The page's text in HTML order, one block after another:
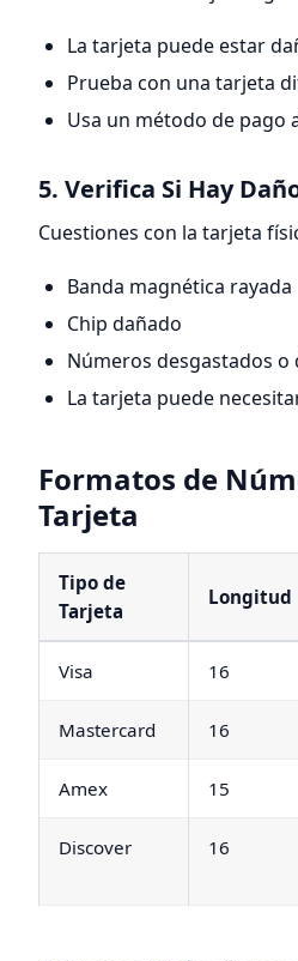
La tarjeta puede estar
Prueba con una tarjeta
Usa un método de pago
5. Verifica Si Hay
Cuestiones con la tarjeta
Banda magnética rayada
Chip dañado
Números desgastados o
La tarjeta puede
Formatos de
Tarjeta
Tipo de
Tarjeta
Longitud
Visa 16
Mastercard 16
Amex 15
Discover 16